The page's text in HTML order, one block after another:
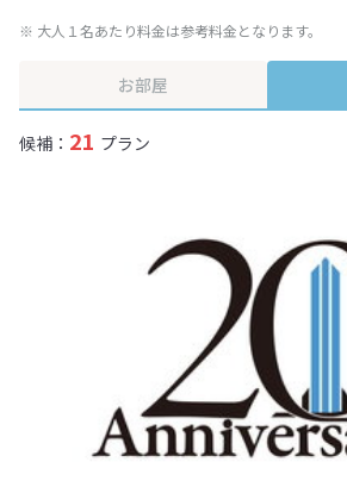
※ 大人１名あたり料金は参考料金となります。
お部屋
候補： 21 プラン